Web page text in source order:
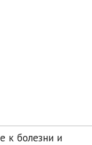
к болезни и